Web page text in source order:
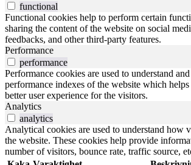
functional
Functional cookies help to perform certain
sharing the content of the website on social
feedbacks, and other third-party features.
Performance
performance
Performance cookies are used to understand
performance indexes of the website which
better user experience for the visitors.
Analytics
analytics
Analytical cookies are used to understand how
the website. These cookies help provide
number of visitors, bounce rate, traffic source,